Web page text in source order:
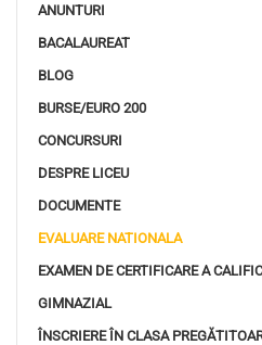
ANUNTURI
BACALAUREAT
BLOG
BURSE/EURO 200
CONCURSURI
DESPRE LICEU
DOCUMENTE
EVALUARE NATIONALA
EXAMEN DE CERTIFICARE A
GIMNAZIAL
ÎNSCRIERE ÎN CLASA